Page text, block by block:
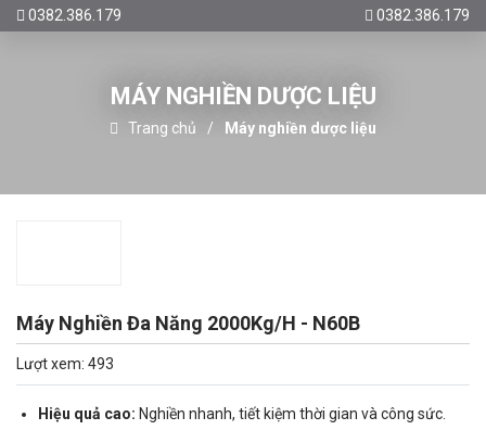
0382.386.179 0382.386.179
MÁY NGHIỀN DƯỢC LIỆU
Trang chủ Máy nghiền dược liệu
Máy Nghiền Đa Năng 2000Kg/H - N60B
Lượt xem: 493
Hiệu quả cao: Nghiền nhanh, tiết kiệm thời gian và công sức.